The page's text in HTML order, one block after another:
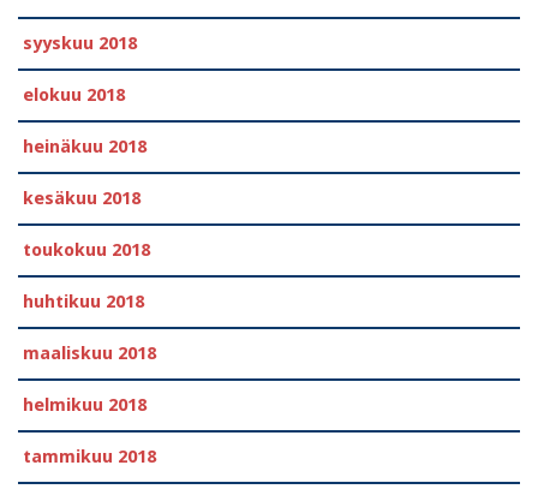
syyskuu 2018
elokuu 2018
heinäkuu 2018
kesäkuu 2018
toukokuu 2018
huhtikuu 2018
maaliskuu 2018
helmikuu 2018
tammikuu 2018